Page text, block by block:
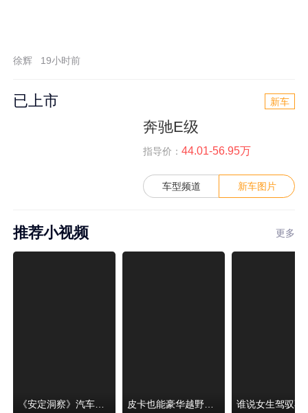
徐辉 19小时前
已上市 新车
奔驰E级
指导价： 44.01-56.95万
车型频道 新车图片
推荐小视频 更多
《安定洞察》汽车烧不烧油，和石油安全无关！ 皮卡也能豪华越野！纵横F700上市，限时卖29.99万起